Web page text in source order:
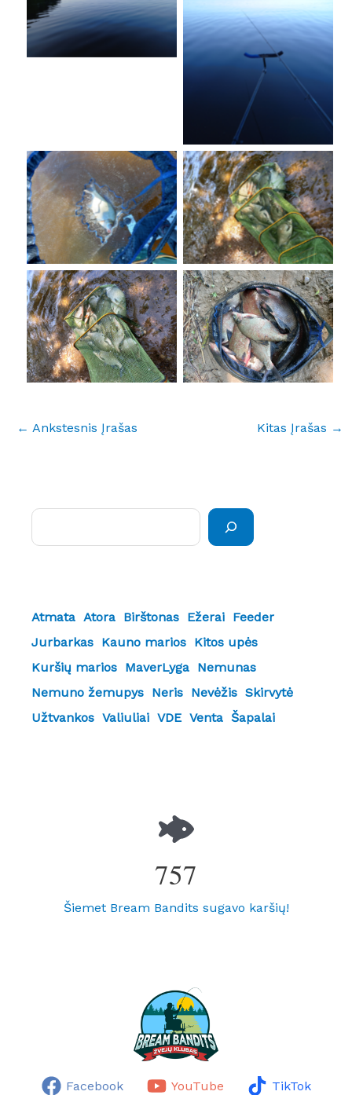
No Caption
No Caption No Caption
No Caption No Caption
← Ankstesnis Įrašas Kitas Įrašas →
Atmata Atora Birštonas Ežerai Feeder
Jurbarkas Kauno marios Kitos upės
Kuršių marios MaverLyga Nemunas
Nemuno žemupys Neris Nevėžis Skirvytė
Užtvankos Valiuliai VDE Venta Šapalai
757
Šiemet Bream Bandits sugavo karšių!
Facebook YouTube TikTok